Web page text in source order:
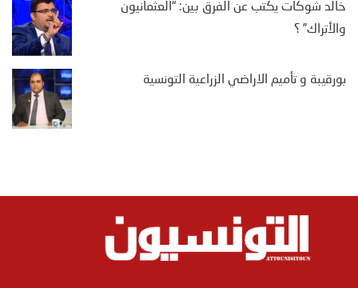
خالد شوكات يكتب عن الفرق بين: “العثمانيون
والأتراك” ؟
بورقيبة و تأميم الاراضي الزراعية التونسية